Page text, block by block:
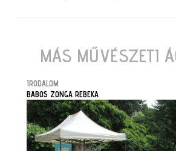
MÁS MŰVÉSZETI
IRODALOM
BABOS ZONGA REBEKA